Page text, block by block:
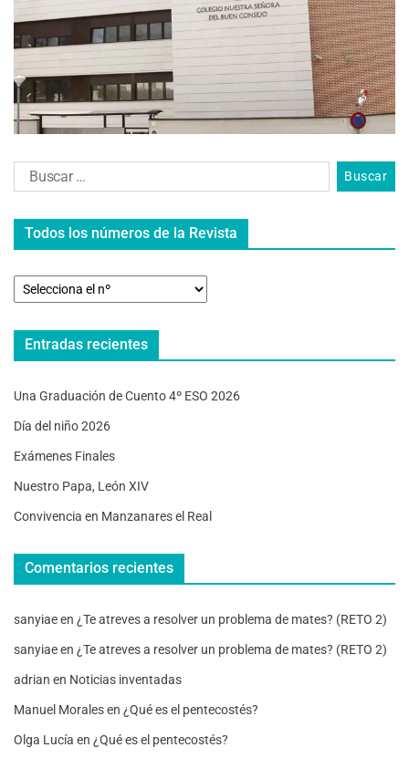
Todos los números de la Revista
Entradas recientes
Una Graduación de Cuento 4º ESO 2026
Día del niño 2026
Exámenes Finales
Nuestro Papa, León XIV
Convivencia en Manzanares el Real
Comentarios recientes
sanyiaeen ¿Te atreves a resolver un problema de mates? (RETO 2)
sanyiaeen ¿Te atreves a resolver un problema de mates? (RETO 2)
adrian en Noticias inventadas
Manuel Moralesen ¿Qué es el pentecostés?
Olga Lucía en ¿Qué es el pentecostés?